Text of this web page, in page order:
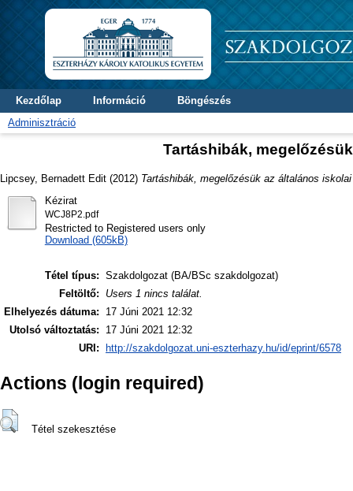
Kezdőlap Információ
Böngészés
Adminisztráció
Tartáshibák,
Lipcsey, Bernadett Edit (2012) Tartáshibák, megelőzésük az általános
Kézirat
WCJ8P2.pdf
Restricted to Registered users only
Download (605kB)
Tétel típus: Szakdolgozat (BA/BSc szakdolgozat)
Feltöltő:
Users 1 nincs találat.
Elhelyezés dátuma:
17 Júni 2021 12:32
Utolsó változtatás:
17 Júni 2021 12:32
URI:
http://szakdolgozat.uni-eszterhazy.hu/id/eprint/6578
Actions (login required)
Tétel szekesztése